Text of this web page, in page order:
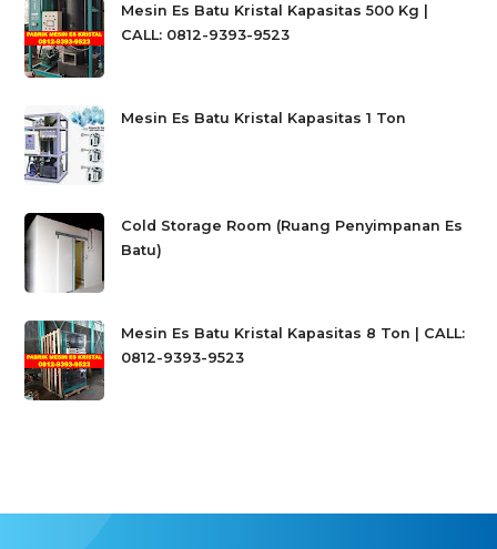
Mesin Es Batu Kristal Kapasitas 500 Kg |
CALL: 0812-9393-9523
Mesin Es Batu Kristal Kapasitas 1 Ton
Cold Storage Room (Ruang Penyimpanan Es
Batu)
Mesin Es Batu Kristal Kapasitas 8 Ton | CALL:
0812-9393-9523